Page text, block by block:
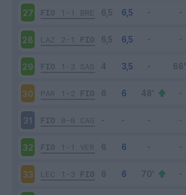
27 FIO 1-1 BRE
28 LAZ 2-1 FIO
29 FIO 1-3 SAS
30 PAR 1-2 FIO
31 FIO 0-0 CAG
32 FIO 1-1 VER
33 LEC 1-3 FIO